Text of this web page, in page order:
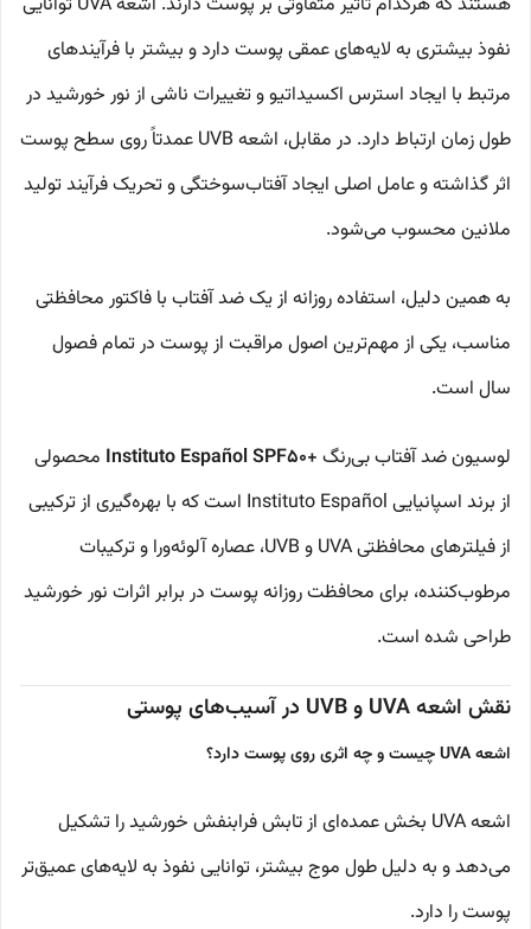
نفوذ بیشتری به لایه‌های عمقی پوست دارد و بیشتر با فرآیندهای
مرتبط با ایجاد استرس اکسیداتیو و تغییرات ناشی از نور خورشید در
طول زمان ارتباط دارد. در مقابل، اشعه UVB عمدتاً روی سطح پوست
اثر گذاشته و عامل اصلی ایجاد آفتاب‌سوختگی و تحریک فرآیند تولید
ملانین محسوب می‌شود.
به همین دلیل، استفاده روزانه از یک ضد آفتاب با فاکتور محافظتی
مناسب، یکی از مهم‌ترین اصول مراقبت از پوست در تمام فصول
سال است.
لوسیون ضد آفتاب بی‌رنگ +Instituto Español SPF50
محصولی
از برند اسپانیایی Instituto Español است که با بهره‌گیری از ترکیبی
از فیلترهای محافظتی UVA و UVB، عصاره آلوئه‌ورا و ترکیبات
مرطوب‌کننده، برای محافظت روزانه پوست در برابر اثرات نور خورشید
طراحی شده است.
نقش اشعه UVA و UVB در آسیب‌های پوستی
اشعه UVA چیست و چه اثری روی پوست دارد؟
اشعه UVA بخش عمده‌ای از تابش فرابنفش خورشید را تشکیل
می‌دهد و به دلیل طول موج بیشتر، توانایی نفوذ به لایه‌های عمیق‌تر
پوست را دارد.